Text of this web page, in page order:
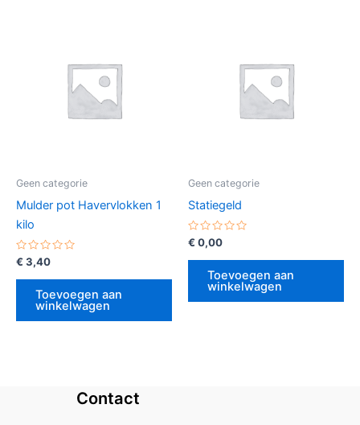
Geen categorie
Mulder pot Havervlokken 1
kilo
Gewaardeerd
0
uit
€ 3,40
Toevoegen aan
winkelwagen
Geen categorie
Statiegeld
Gewaardeerd
0
uit
€ 0,00
Toevoegen aan
winkelwagen
Contact